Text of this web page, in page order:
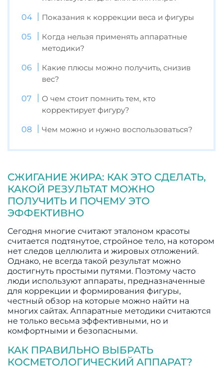
Показания к коррекции веса и фигуры
Когда нельзя применять аппаратные
методики?
Какие плюсы можно получить, снизив
вес?
О чем стоит помнить тем, кто
корректирует фигуру?
Чем можно и нужно воспользоваться?
СЖИГАНИЕ ЖИРА: КАК ЭТО СДЕЛАТЬ,
КАКОЙ РЕЗУЛЬТАТ МОЖНО
ПОЛУЧИТЬ И ПОЧЕМУ ЭТО
ЭФФЕКТИВНО
Сегодня многие считают эталоном красоты
считается подтянутое, стройное тело, на котором
нет следов целлюлита и жировых отложений.
Однако, не всегда такой результат можно
достигнуть простыми путями. Поэтому часто
люди используют аппараты, предназначенные
для коррекции и формирования фигуры,
честный обзор на которые можно найти на
многих сайтах. Аппаратные методики считаются
не только весьма эффективными, но и
комфортными и безопасными.
КАК ПРАВИЛЬНО ВЫБРАТЬ
КОСМЕТОЛОГИЧЕСКИЙ АППАРАТ?